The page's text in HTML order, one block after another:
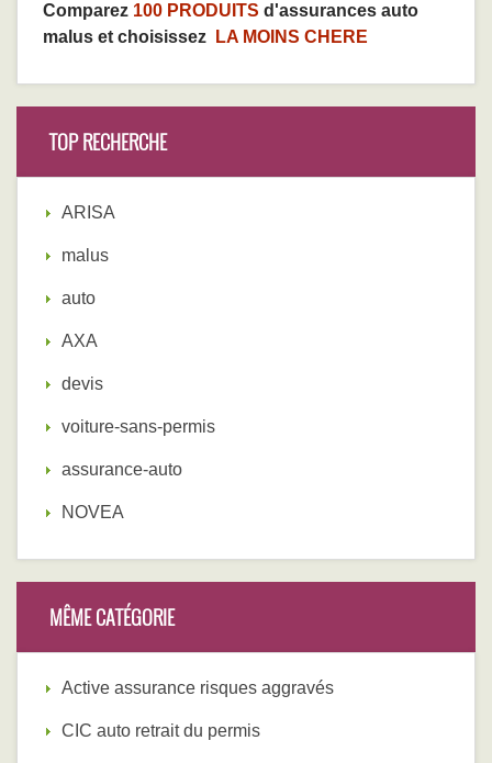
Comparez 100 PRODUITS d'assurances auto
malus et choisissez
LA MOINS CHERE
TOP RECHERCHE
ARISA
malus
auto
AXA
devis
voiture-sans-permis
assurance-auto
NOVEA
MÊME CATÉGORIE
Active assurance risques aggravés
CIC auto retrait du permis